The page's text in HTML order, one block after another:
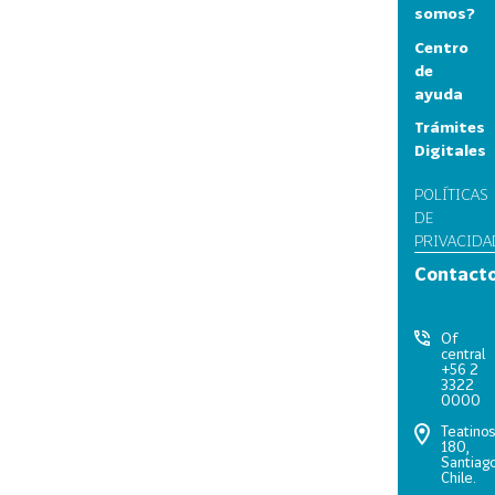
somos?
Centro
de
ayuda
Trámites
Digitales
POLÍTICAS
DE
Of
central
+56 2
3322
0000
Teatinos
180,
Chile.